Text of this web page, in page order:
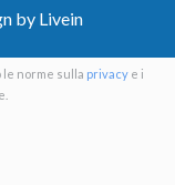
by Livein
le norme sulla privacy e i